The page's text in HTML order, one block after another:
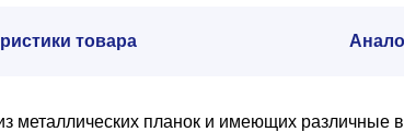
товара
металлических планок и имеющих различные